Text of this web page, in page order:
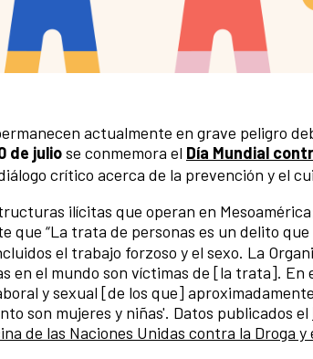
actualmente en grave peligro
de juliose conmemora el Día Mundial
crítico acerca de la prevención y el
ilícitas que operan en
que “La trata de personas es un delito
el trabajo forzoso y el sexo. La
en el mundo son víctimas de [la trata]. En
y sexual [de los que]
son mujeres y niñas'. Datos publicados el
de las Naciones Unidas contra la Droga y